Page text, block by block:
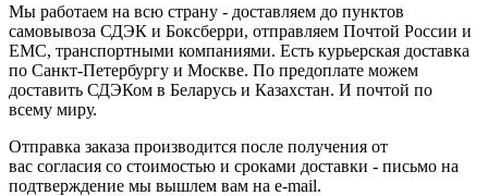
Мы работаем на всю страну - доставляем до пунктов
самовывоза СДЭК и Боксберри, отправляем Почтой России и
ЕМС, транспортными компаниями. Есть курьерская доставка
по Санкт-Петербургу и Москве. По предоплате можем
доставить СДЭКом в Беларусь и Казахстан. И почтой по
всему миру.
Отправка заказа производится после получения от
вас согласия со стоимостью и сроками доставки - письмо на
подтверждение мы вышлем вам на e-mail.